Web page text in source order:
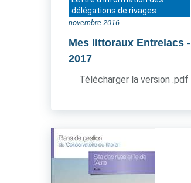
délégations de rivages
novembre 2016
Mes littoraux Entrelacs -
2017
Télécharger la version .pdf